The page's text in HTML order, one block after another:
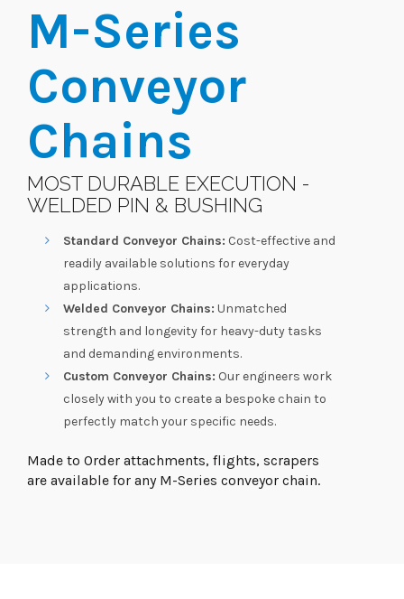
M-Series
Conveyor
Chains
MOST DURABLE EXECUTION -
WELDED PIN & BUSHING
Standard Conveyor Chains: Cost-effective and
readily available solutions for everyday
applications.
Welded Conveyor Chains: Unmatched
strength and longevity for heavy-duty tasks
and demanding environments.
Custom Conveyor Chains: Our engineers work
closely with you to create a bespoke chain to
perfectly match your specific needs.
Made to Order attachments, flights, scrapers
are available for any M-Series conveyor chain.